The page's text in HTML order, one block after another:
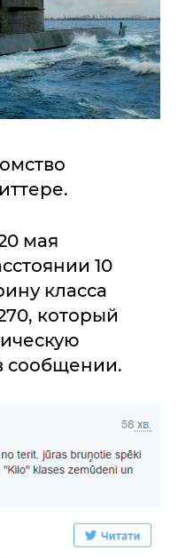
мая
10
класса
который
сообщении.